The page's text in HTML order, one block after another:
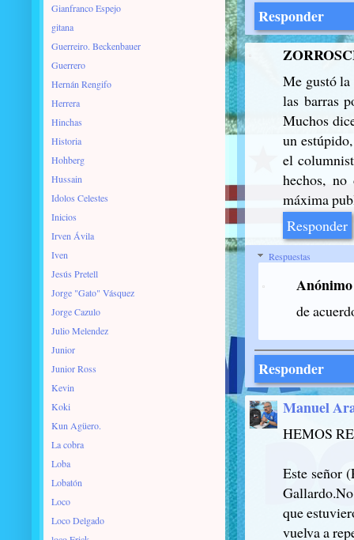
Responder
Me gustó la
las barras
Muchos
un
el
hechos,
máxima
Responder
Respuestas
Anónimo
de
Responder
Manuel
HEMOS
Este señor
que
vuelva a
Gianfranco Espejo
gitana
Guerreiro. Beckenbauer
Guerrero
Hernán Rengifo
Herrera
Hinchas
Historia
Hohberg
Hussain
Idolos Celestes
Inicios
Irven Ávila
Iven
Jesús Pretell
Jorge "Gato" Vásquez
Jorge Cazulo
Julio Melendez
Junior
Junior Ross
Kevin
Koki
Kun Agüero.
La cobra
Loba
Lobatón
Loco
Loco Delgado